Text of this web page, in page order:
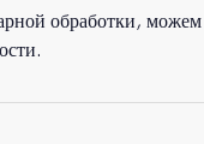
обработки, можем